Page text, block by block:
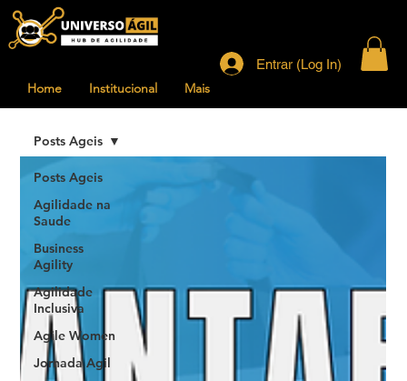
Home Institucional Mais
Entrar (Log In)
Posts Ageis
Agilidade na
Saude
Business
Agility
Agilidade
Inclusiva
Agile Women
Jornada Agil
Posts Ageis